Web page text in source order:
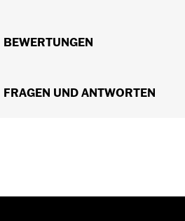
In Einheiten erhältlich:
BEWERTUNGEN
FRAGEN UND ANTWORTEN